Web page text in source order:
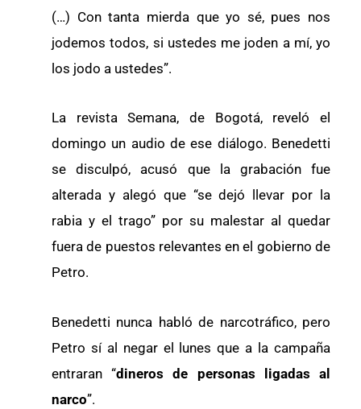
(…) Con tanta mierda que yo sé, pues nos
jodemos todos, si ustedes me joden a mí, yo
los jodo a ustedes”.
La revista Semana, de Bogotá, reveló el
domingo un audio de ese diálogo. Benedetti
se disculpó, acusó que la grabación fue
alterada y alegó que “se dejó llevar por la
rabia y el trago” por su malestar al quedar
fuera de puestos relevantes en el gobierno de
Petro.
Benedetti nunca habló de narcotráfico, pero
Petro sí al negar el lunes que a la campaña
entraran “dineros de personas ligadas al
narco”.